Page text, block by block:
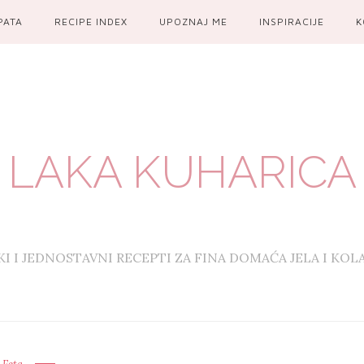
RECIPE INDEX UPOZNAJ ME INSPIRACIJE
LAKA KUHARICA
I JEDNOSTAVNI RECEPTI ZA FINA DOMAĆA JELA I